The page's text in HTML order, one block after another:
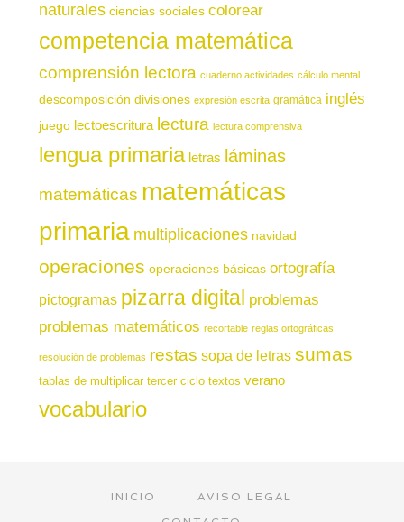
naturales ciencias sociales colorear
competencia matemática
comprensión lectora cuaderno actividades cálculo mental
descomposición divisiones expresión escrita gramática inglés
juego lectoescritura lectura lectura comprensiva
lengua primaria letras láminas
matemáticas matemáticas
primaria multiplicaciones navidad
operaciones operaciones básicas ortografía
pictogramas pizarra digital problemas
problemas matemáticos recortable reglas ortográficas
resolución de problemas restas sopa de letras sumas
tablas de multiplicar tercer ciclo textos verano
vocabulario
INICIO
AVISO LEGAL